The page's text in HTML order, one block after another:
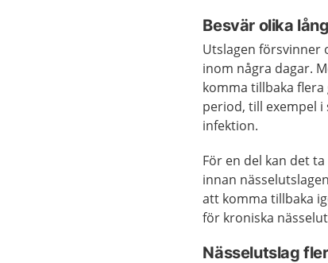
Besvär olika
Utslagen försvinner
inom några dagar.
komma tillbaka
period, till exempel i
infektion.
För en del kan det
innan
att komma tillbaka
för kroniska
Nässelutslag